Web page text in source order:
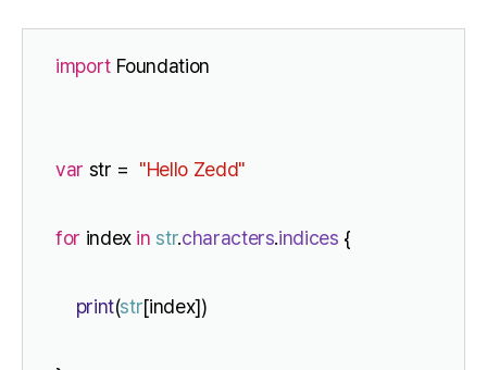
import Foundation
var str = "Hello Zedd"
for index in str.characters.indices {
print(str[index])